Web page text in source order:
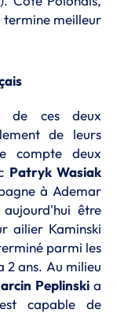
termine meilleur
de ces deux
de leurs
compte deux
Patryk Wasiak
à Ademar
être
ailier Kaminski
parmi les
2 ans. Au milieu
Peplinskia
capable de